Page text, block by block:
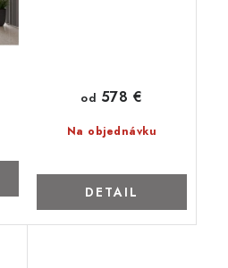
od zmluvy - vrátenie
Na objednávku
od 578 €
DETAIL